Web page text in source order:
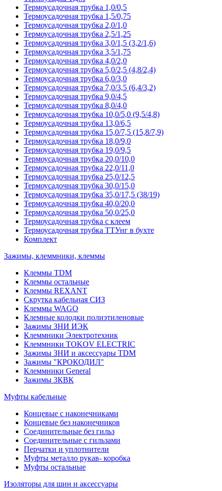
Термоусадочная трубка 1,0/0,5
Термоусадочная трубка 1,5/0,75
Термоусадочная трубка 2,0/1,0
Термоусадочная трубка 2,5/1,25
Термоусадочная трубка 3,0/1,5 (3,2/1,6)
Термоусадочная трубка 3,5/1,75
Термоусадочная трубка 4,0/2,0
Термоусадочная трубка 5,0/2,5 (4,8/2,4)
Термоусадочная трубка 6,0/3,0
Термоусадочная трубка 7,0/3,5 (6,4/3,2)
Термоусадочная трубка 9,0/4,5
Термоусадочная трубка 8,0/4,0
Термоусадочная трубка 10,0/5,0 (9,5/4,8)
Термоусадочная трубка 13,0/6,5
Термоусадочная трубка 15,0/7,5 (15,8/7,9)
Термоусадочная трубка 18,0/9,0
Термоусадочная трубка 19,0/9,5
Термоусадочная трубка 20,0/10,0
Термоусадочная трубка 22,0/11,0
Термоусадочная трубка 25,0/12,5
Термоусадочная трубка 30,0/15,0
Термоусадочная трубка 35,0/17,5 (38/19)
Термоусадочная трубка 40,0/20,0
Термоусадочная трубка 50,0/25,0
Термоусадочная трубка с клеем
Термоусадочная трубка ТТУнг в бухте
Комплект
Зажимы, клеммники, клеммы
Клеммы TDM
Клеммы остальные
Клеммы REXANT
Скрутка кабельная СИЗ
Клеммы WAGO
Клемные колодки полиэтиленовые
Зажимы ЗНИ ИЭК
Клеммники Электротехник
Клеммники TOKOV ELECTRIC
Зажимы ЗНИ и аксессуары TDM
Зажимы "КРОКОДИЛ"
Клеммники General
Зажимы 3КВК
Муфты кабельные
Концевые с наконечниками
Концевые без наконечников
Соединительные без гильз
Соединительные с гильзами
Перчатки и уплотнители
Муфты металло рукав- коробка
Муфты остальные
Изоляторы для шин и аксессуары